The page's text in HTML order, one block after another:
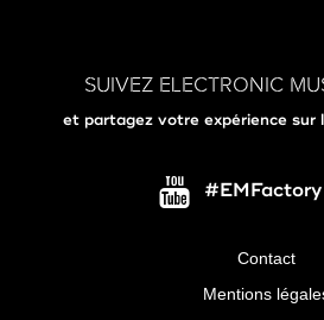
SUIVEZ ELECTRONIC
et partagez votre expérience sur
#EMFactory
Contact
Mentions